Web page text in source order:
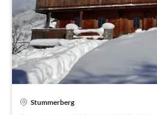
Stummerberg